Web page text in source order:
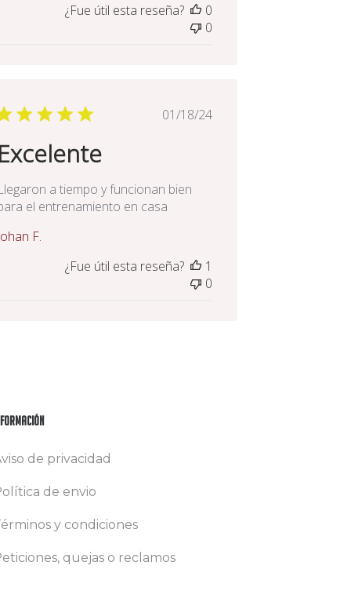
¿Fue útil esta reseña?
0
0
Fecha
01/18/24
Excelente
a tiempo y funcionan bien
el entrenamiento en casa
F.
¿Fue útil esta reseña?
1
0
de privacidad
de envio
y condiciones
quejas o reclamos